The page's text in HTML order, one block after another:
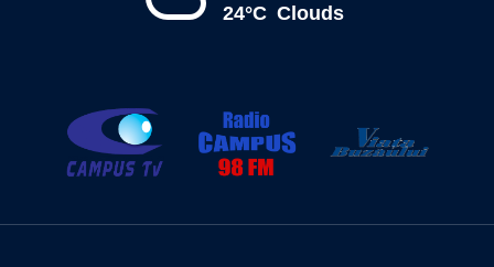
24°C Clouds